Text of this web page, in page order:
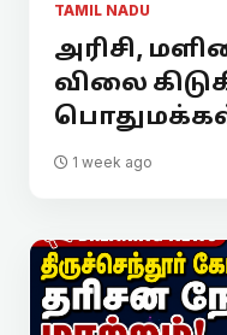
TAMIL NADU
அரிசி,
விலை
பொதுமக்கள்
1 week ago